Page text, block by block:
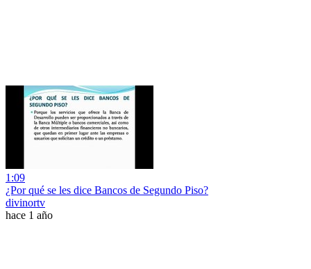
1:09
¿Por qué se les dice Bancos de Segundo Piso?
divinortv
hace 1 año